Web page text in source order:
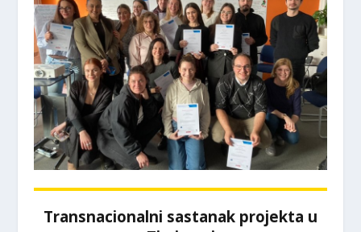
Transnacionalni sastanak projekta u